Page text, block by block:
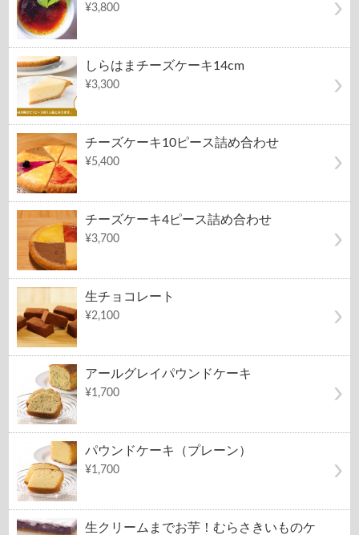
¥3,800
しらはまチーズケーキ14cm
¥3,300
チーズケーキ10ピース詰め合わせ
¥5,400
チーズケーキ4ピース詰め合わせ
¥3,700
生チョコレート
¥2,100
アールグレイパウンドケーキ
¥1,700
パウンドケーキ（プレーン）
¥1,700
生クリームまでお芋！むらさきいものケ